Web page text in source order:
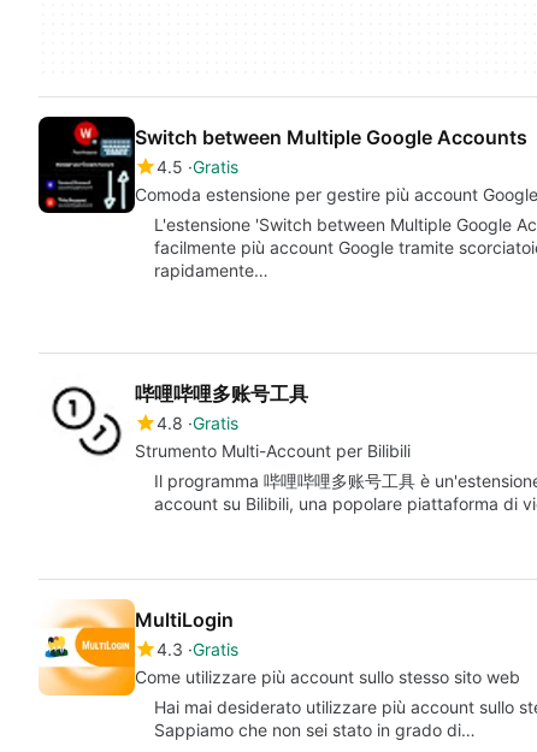
Switch between Multiple Google Accounts
4.5 Gratis
Comoda estensione per gestire più account Google
L'estensione 'Switch between Multiple Google
facilmente più account Google tramite
rapidamente…
哔哩哔哩多账号工具
4.8 Gratis
Strumento Multi-Account per Bilibili
Il programma 哔哩哔哩多账号工具 è
account su Bilibili, una popolare piattaforma di
MultiLogin
4.3 Gratis
Come utilizzare più account sullo stesso sito web
Hai mai desiderato utilizzare più account sullo
Sappiamo che non sei stato in grado di…